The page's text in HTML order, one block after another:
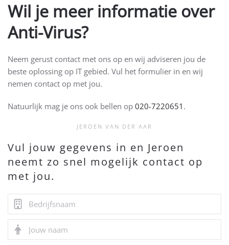
Wil je meer informatie over
Anti-Virus?
Neem gerust contact met ons op en wij adviseren jou de
beste oplossing op IT gebied. Vul het formulier in en wij
nemen contact op met jou.
Natuurlijk mag je ons ook bellen op 020-7220651 .
JEROEN VAN DER AAR
Vul jouw gegevens in en Jeroen
neemt zo snel mogelijk contact op
met jou.